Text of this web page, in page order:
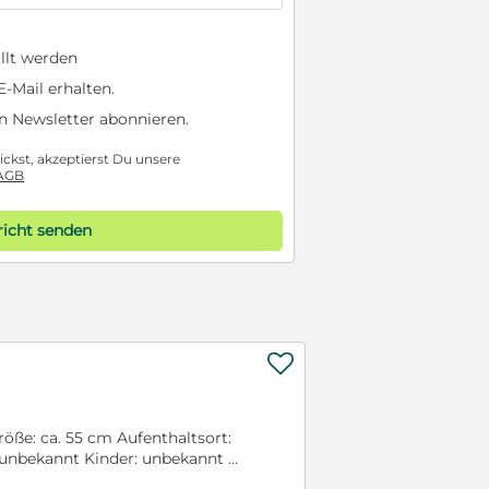
werden
Mail erhalten.
Newsletter abonnieren.
akzeptierst Du unsere
senden
ca. 55 cm Aufenthaltsort:
Kinder: unbekannt
